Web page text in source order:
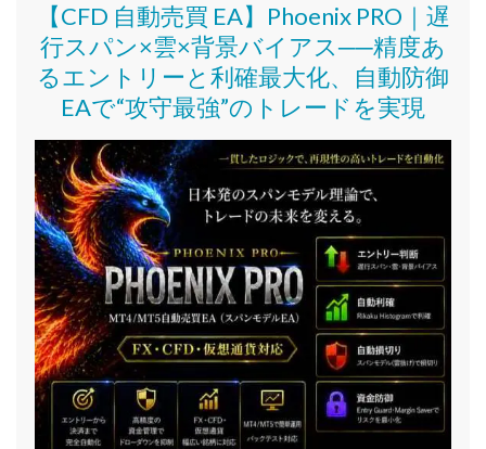
【CFD 自動売買 EA】Phoenix PRO｜遅
行スパン×雲×背景バイアス──精度あ
るエントリーと利確最大化、自動防御
EAで“攻守最強”のトレードを実現